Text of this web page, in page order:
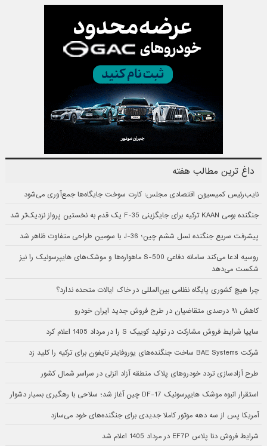
داغ ترین مطالب هفته
نایب‌رئیس کمیسیون اقتصادی مجلس: کارت سوخت جایگاه‌ها جمع‌آوری می‌شود
جنگنده بومی KAAN ترکیه برای جایگزینی F-35 یک قدم به نخستین پرواز نزدیک‌تر شد
پیشرفت سریع جنگنده نسل ششم چین؛ J-36 با سومین طراحی متفاوت ظاهر شد
روسیه ادعا می‌کند سامانه دفاعی S-500 ماهواره‌ها و موشک‌های هایپرسونیک را نیز
شکست می‌دهد
چرا هیچ کشوری پایگاه نظامی بین‌المللی در خاک ایالات متحده ندارد؟
کاهش ۹۱ درصدی متقاضیان در طرح فروش جدید ایران خودرو
سایپا شرایط فروش مشارکت در تولید کوییک S را در مرداد 1405 اعلام کرد
شرکت BAE Systems ساخت جنگنده‌های یوروفایتر تایفون برای ترکیه را کلید زد
طرح آزادسازی تردد خودروهای پلاک منطقه آزاد انزلی در سراسر شمال کشور
استقرار انبوه موشک هایپرسونیک DF-17 چین آغاز شد؛ سلاحی با رهگیری بسیار دشوار
آمریکا پس از سه دهه موتور کاملا جدیدی برای جنگنده‌های خود می‌سازد
شرایط فروش دنا پلاس EF7P در مرداد 1405 اعلام شد